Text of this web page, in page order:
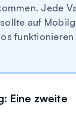
Jede
auf
funktionieren
Eine zweite